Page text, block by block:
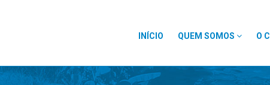
INÍCIO QUEM SOMOS O